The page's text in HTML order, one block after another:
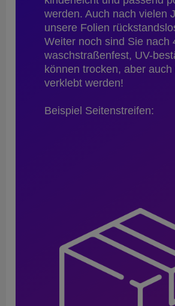
werden. Auch nach vielen
unsere Folien
Weiter noch sind Sie nach
waschstraßenfest, UV-
können trocken, aber auch
verklebt werden!
Beispiel Seitenstreifen: